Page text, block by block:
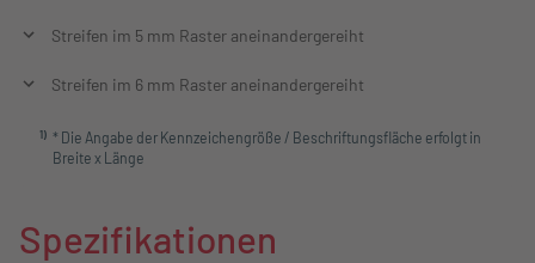
Streifen im 5 mm Raster aneinandergereiht
Streifen im 6 mm Raster aneinandergereiht
1) * Die Angabe der Kennzeichengröße / Beschriftungsfläche erfolgt in
Breite x Länge
Spezifikationen